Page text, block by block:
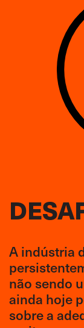
A indústria
não sendo
ainda hoje
sobre a